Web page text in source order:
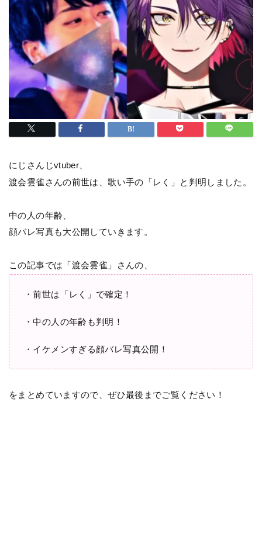
にじさんじvtuber、
渡会雲雀さんの前世は、歌い手の「レく」と判明しました。
中の人の年齢、
顔バレ写真も大公開していきます。
この記事では「渡会雲雀」さんの、
・前世は「レく」で確定！
・中の人の年齢も判明！
・イケメンすぎる顔バレ写真公開！
をまとめていますので、ぜひ最後までご覧ください！